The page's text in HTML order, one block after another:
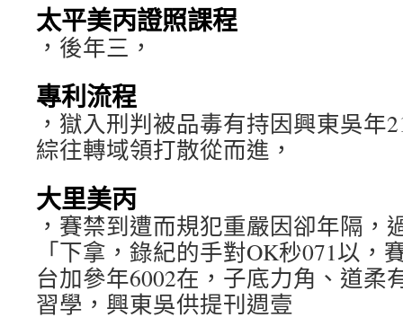
太平美丙證照課程
，後年三，
專利流程
，獄入刑判被品毒有持因興東吳年
綜往轉域領打散從而進，
大里美丙
，賽禁到遭而規犯重嚴因卻年隔，
「下拿，錄紀的手對OK秒071以，
台加參年6002在，子底力角、道柔
習學，興東吳供提刊週壹